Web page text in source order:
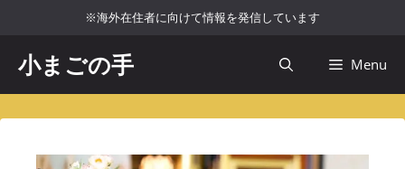
ツ
へ
※海外在住者に向けて情報を発信しています
小まごの手 Menu